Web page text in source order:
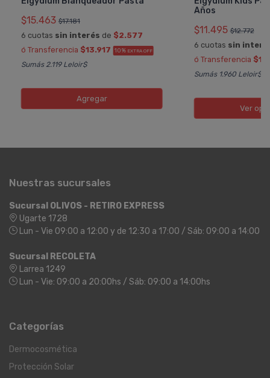
$15.463 $17.181
6 cuotas sin interés de $2.577
ó Transferencia $13.917 10% EXTRA OFF
Sumás 2.119 Leloir$
Agregar
Años
$11.495 $12.772
6 cuotas sin
ó Transferencia
Sumás 1.960 Leloir$
Ver
Nuestras sucursales
Sucursal OLIVOS - RETIRO EXPRESS
Ugarte 1728
Lun - Vie 09:00 a 12:00 y de 12:30 a 17:00 / Sáb: 09:00 a 14:00
Sucursal RECOLETA
Larrea 1249
Lun - Vie: 09:00 a 20:00hs / Sáb: 09:00 a 14:00hs
Categorías
Dermocosmética
Protección Solar